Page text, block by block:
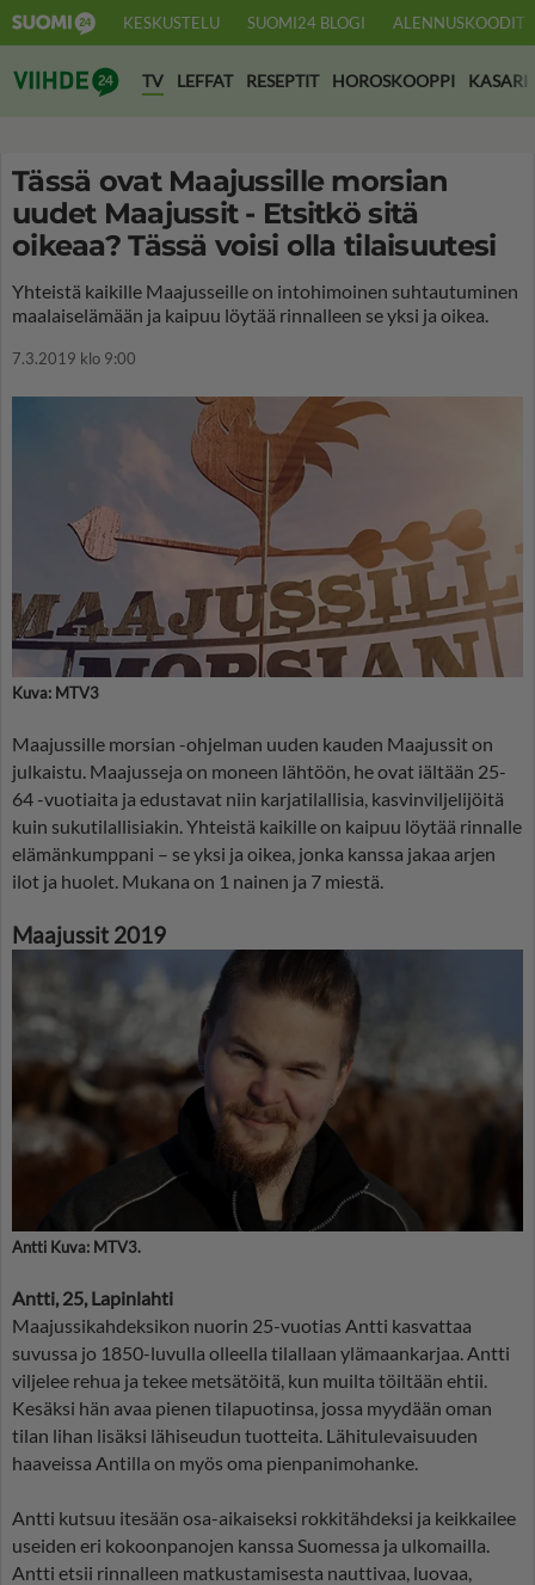
KESKUSTELU SUOMI24 BLOGI ALENNUSKOODIT
Suomi24 Viihde
TV LEFFAT RESEPTIT HOROSKOOPPI KASARI
Tässä ovat Maajussille morsian
uudet Maajussit - Etsitkö sitä
oikeaa? Tässä voisi olla tilaisuutesi
Yhteistä kaikille Maajusseille on intohimoinen suhtautuminen
maalaiselämään ja kaipuu löytää rinnalleen se yksi ja oikea.
7.3.2019 klo 9:00
Kuva: MTV3
Maajussille morsian -ohjelman uuden kauden Maajussit on
julkaistu. Maajusseja on moneen lähtöön, he ovat iältään 25-
64 -vuotiaita ja edustavat niin karjatilallisia, kasvinviljelijöitä
kuin sukutilallisiakin. Yhteistä kaikille on kaipuu löytää rinnalle
elämänkumppani – se yksi ja oikea, jonka kanssa jakaa arjen
ilot ja huolet. Mukana on 1 nainen ja 7 miestä.
Maajussit 2019
Antti Kuva: MTV3.
Antti, 25, Lapinlahti
Maajussikahdeksikon nuorin 25-vuotias Antti kasvattaa
suvussa jo 1850-luvulla olleella tilallaan ylämaankarjaa. Antti
viljelee rehua ja tekee metsätöitä, kun muilta töiltään ehtii.
Kesäksi hän avaa pienen tilapuotinsa, jossa myydään oman
tilan lihan lisäksi lähiseudun tuotteita. Lähitulevaisuuden
haaveissa Antilla on myös oma pienpanimohanke.
Antti kutsuu itesään osa-aikaiseksi rokkitähdeksi ja keikkailee
useiden eri kokoonpanojen kanssa Suomessa ja ulkomailla.
Antti etsii rinnalleen matkustamisesta nauttivaa, luovaa,